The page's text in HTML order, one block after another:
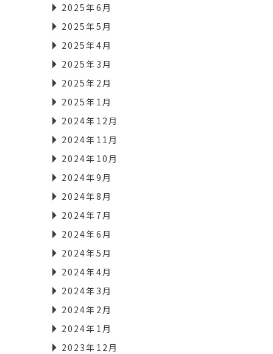
2025年6月
2025年5月
2025年4月
2025年3月
2025年2月
2025年1月
2024年12月
2024年11月
2024年10月
2024年9月
2024年8月
2024年7月
2024年6月
2024年5月
2024年4月
2024年3月
2024年2月
2024年1月
2023年12月